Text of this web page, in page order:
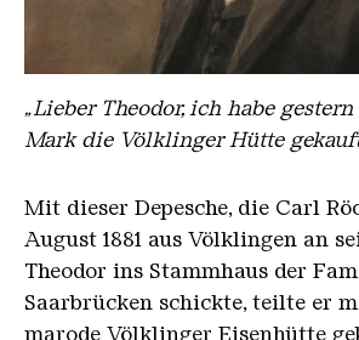
Carl, Röchling, Gemälde von
Copyright: Familie Röchling
„Lieber Theodor, ich habe
Mark die Völklinger Hütte
Mit dieser Depesche, die Carl
August 1881 aus Völklingen an
Theodor ins Stammhaus der
Saarbrücken schickte, teilte er
marode Völklinger Eisenhütte